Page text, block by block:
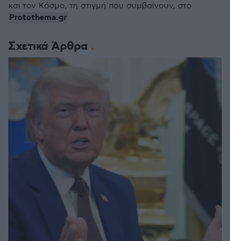
Σχετικά Άρθρα
και τον Κόσμο, τη στιγμή που συμβαίνουν, στο
Protothema.gr